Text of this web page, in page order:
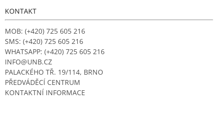
KONTAKT
MOB: (+420) 725 605 216
SMS: (+420) 725 605 216
WHATSAPP: (+420) 725 605 216
INFO@UNB.CZ
PALACKÉHO TŘ. 19/114, BRNO
PŘEDVÁDĚCÍ CENTRUM
KONTAKTNÍ INFORMACE